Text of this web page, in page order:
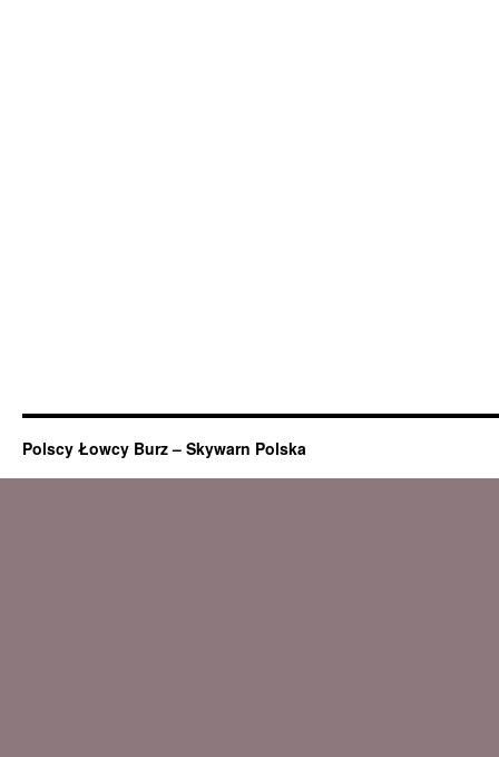
Polscy Łowcy Burz – Skywarn Polska